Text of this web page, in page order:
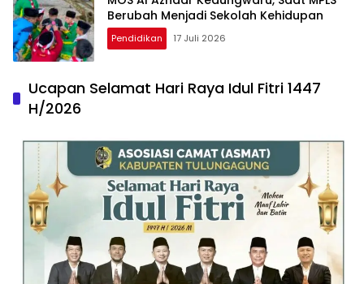
Berubah Menjadi Sekolah Kehidupan
Pendidikan 17 Juli 2026
Ucapan Selamat Hari Raya Idul Fitri 1447
H/2026